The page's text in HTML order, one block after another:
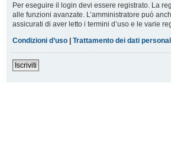
Per eseguire il login devi essere registrato. La
alle funzioni avanzate. L’amministratore può
assicurati di aver letto i termini d’uso e le varie
Condizioni d’uso | Trattamento dei dati
Iscriviti